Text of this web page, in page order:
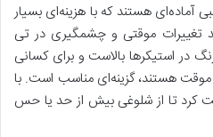
هستند که با هزینه‌ای بسیار
تغییرات موقتی و چشمگیری در تی
در استیکرها بالاست و برای کسانی
موقت هستند، گزینه‌ای مناسب است. با
کرد تا از شلوغی بیش از حد یا حس